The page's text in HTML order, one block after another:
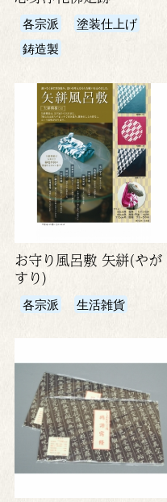
各宗派
塗装仕上げ
鋳造製
お守り風呂敷 矢絣(やが
すり)
各宗派 生活雑貨